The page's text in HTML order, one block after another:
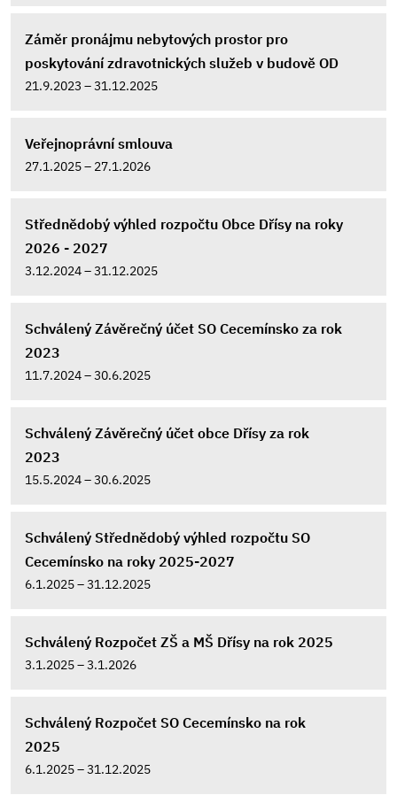
Záměr pronájmu nebytových prostor pro
poskytování zdravotnických služeb v budově OD
21.9.2023 – 31.12.2025
Veřejnoprávní smlouva
27.1.2025 – 27.1.2026
Střednědobý výhled rozpočtu Obce Dřísy na roky
2026 - 2027
3.12.2024 – 31.12.2025
Schválený Závěrečný účet SO Cecemínsko za rok
2023
11.7.2024 – 30.6.2025
Schválený Závěrečný účet obce Dřísy za rok
2023
15.5.2024 – 30.6.2025
Schválený Střednědobý výhled rozpočtu SO
Cecemínsko na roky 2025-2027
6.1.2025 – 31.12.2025
Schválený Rozpočet ZŠ a MŠ Dřísy na rok 2025
3.1.2025 – 3.1.2026
Schválený Rozpočet SO Cecemínsko na rok
2025
6.1.2025 – 31.12.2025